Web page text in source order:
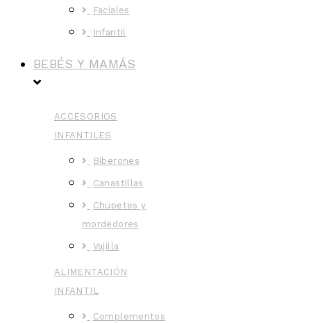
Faciales
Infantil
BEBÉS Y MAMÁS
ACCESORIOS
INFANTILES
Biberones
Canastillas
Chupetes y
mordedores
Vajilla
ALIMENTACIÓN
INFANTIL
Complementos